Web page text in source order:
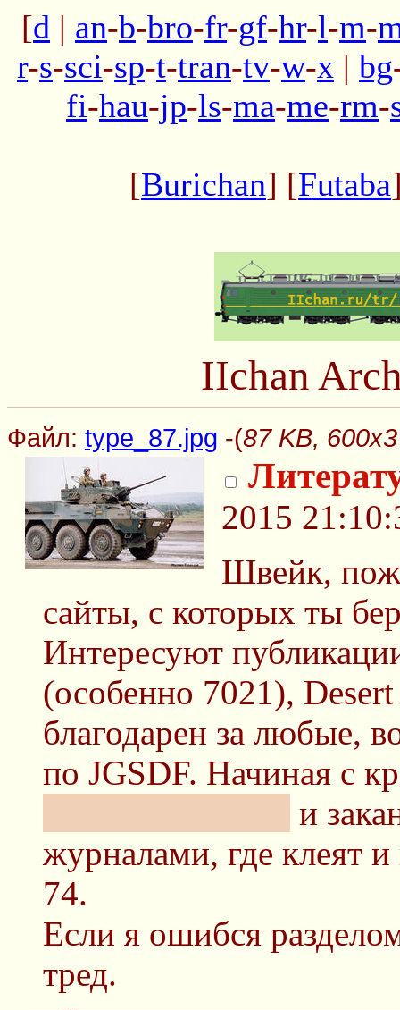
[d | an-b-bro-fr-gf-hr-l-m-
r-s-sci-sp-t-tran-tv-w-x | bg
fi-hau-jp-ls-ma-me-rm-
[Burichan] [Futaba
IIchan
Файл: type_87.jpg -(87 KB,
2015
Швейк,
сайты, с которых ты
Интересуют
(особенно 7021),
благодарен за любые,
по JGSDF. Начиная с
и
журналами, где клеят
74.
Если я ошибся
тред.